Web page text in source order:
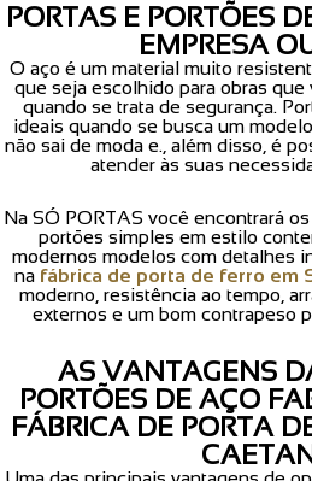
PORTAS E PORTÕES
EMPRESA
O aço é um material muito
que seja escolhido para obras
quando se trata de segurança.
ideais quando se busca um
não sai de moda e., além disso, é
atender às suas
Na SÓ PORTAS você encontrará
portões simples em estilo
modernos modelos com detalhes
na fábrica de porta de ferro em
moderno, resistência ao tempo,
externos e um bom contrapeso
AS VANTAGENS
PORTÕES DE AÇO
FÁBRICA DE PORTA